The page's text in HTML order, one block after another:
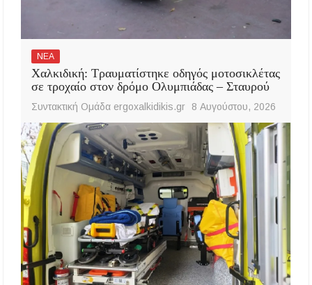
ΝΕΑ
Χαλκιδική: Τραυματίστηκε οδηγός μοτοσικλέτας
σε τροχαίο στον δρόμο Ολυμπιάδας – Σταυρού
Συντακτική Ομάδα ergoxalkidikis.gr 8 Αυγούστου, 2026